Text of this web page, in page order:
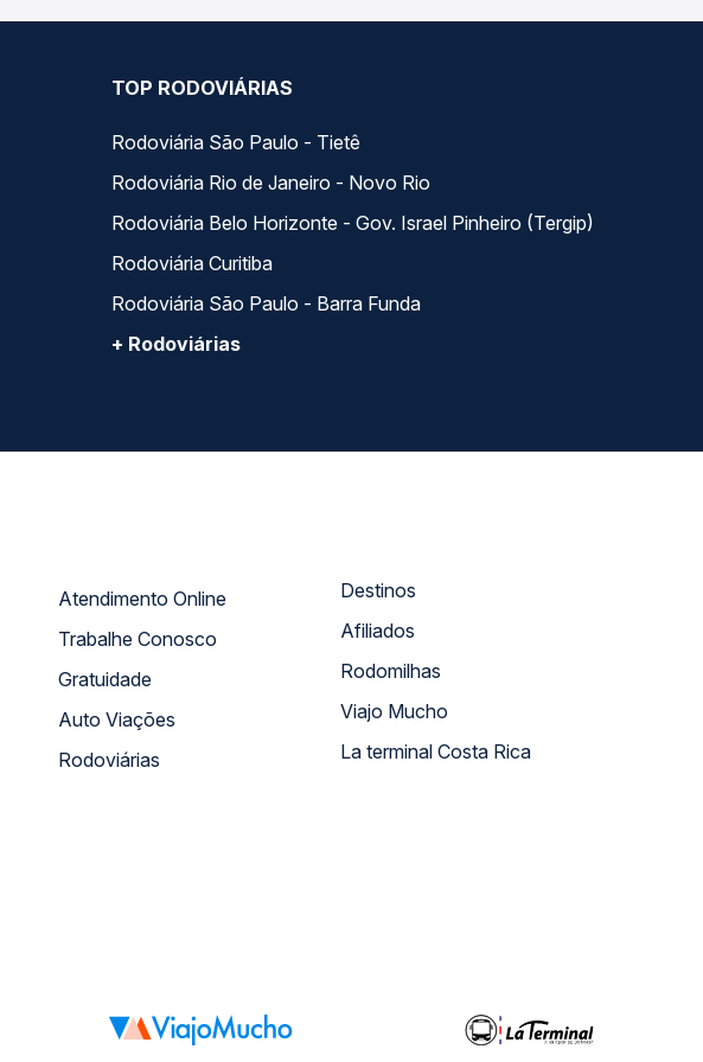
TOP RODOVIÁRIAS
Rodoviária São Paulo - Tietê
Rodoviária Rio de Janeiro - Novo Rio
Rodoviária Belo Horizonte - Gov. Israel Pinheiro (Tergip)
Rodoviária Curitiba
Rodoviária São Paulo - Barra Funda
+ Rodoviárias
Atendimento Online
Trabalhe Conosco
Gratuidade
Auto Viações
Rodoviárias
Destinos
Afiliados
Rodomilhas
Viajo Mucho
La terminal Costa Rica